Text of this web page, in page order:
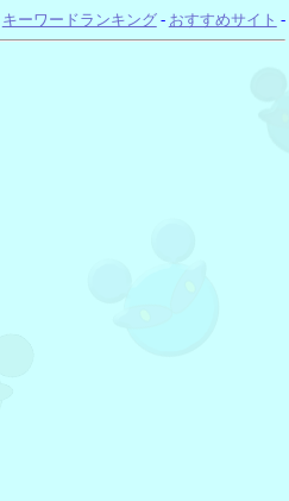
キーワードランキング- おすすめサイト -